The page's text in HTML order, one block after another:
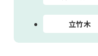
立竹木